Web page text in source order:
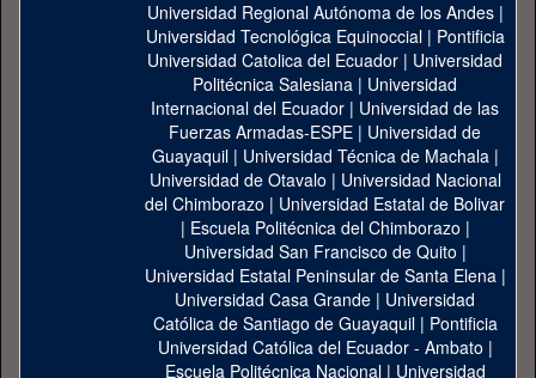
Universidad Regional Autónoma de los Andes|
Universidad Tecnológica Equinoccial| Pontificia
Universidad Catolica del Ecuador | Universidad
Politécnica Salesiana | Universidad
Internacional del Ecuador | Universidad de las
Fuerzas Armadas-ESPE | Universidad de
Guayaquil| Universidad Técnica de Machala|
Universidad de Otavalo | Universidad Nacional
del Chimborazo | Universidad Estatal de Bolivar
| Escuela Politécnica del Chimborazo |
Universidad San Francisco de Quito |
Universidad Estatal Peninsular de Santa Elena|
Universidad Casa Grande | Universidad
Católica de Santiago de Guayaquil| Pontificia
Universidad Católica del Ecuador - Ambato |
Escuela Politécnica Nacional| Universidad